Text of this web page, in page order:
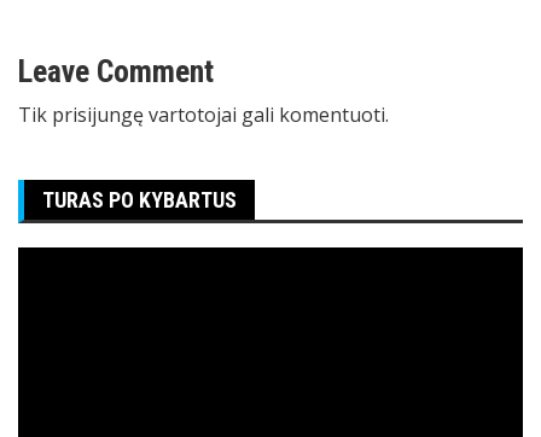
Leave Comment
Tik prisijungęvartotojai gali komentuoti.
TURAS PO KYBARTUS